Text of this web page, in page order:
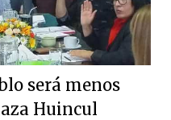
será menos
Huincul